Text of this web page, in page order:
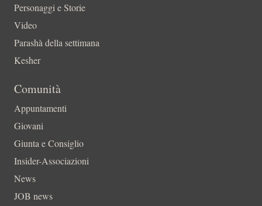
Personaggi e Storie
Video
Parashà della settimana
Kesher
Comunità
Appuntamenti
Giovani
Giunta e Consiglio
Insider-Associazioni
News
JOB news